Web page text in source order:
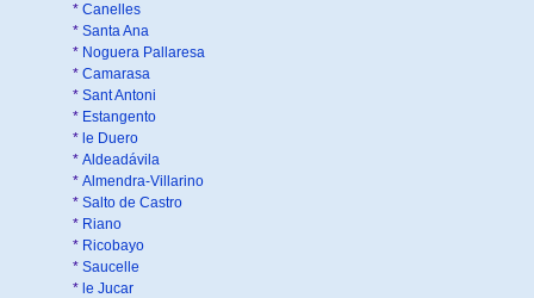
* Canelles
* Santa Ana
* Noguera Pallaresa
* Camarasa
* Sant Antoni
* Estangento
* le Duero
* Aldeadávila
* Almendra-Villarino
* Salto de Castro
* Riano
* Ricobayo
* Saucelle
* le Jucar